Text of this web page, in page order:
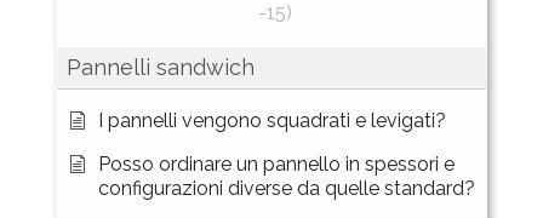
-15)
Pannelli sandwich
I pannelli vengono squadrati e levigati?
Posso ordinare un pannello in spessori e
configurazioni diverse da quelle standard?